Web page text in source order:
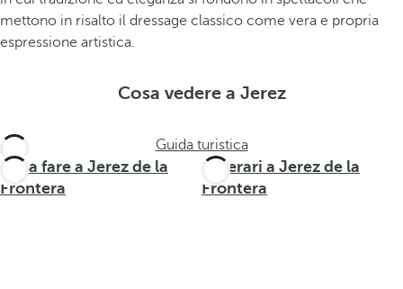
mettono in risalto il dressage classico come vera e propria
espressione artistica.
Cosa vedere a Jerez
Guida turistica
Cosa fare a Jerez de la
Frontera
Itinerari a Jerez de la
Frontera